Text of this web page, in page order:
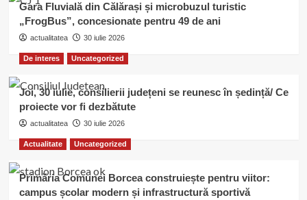
Gara Fluvială din Călărași și microbuzul turistic
„FrogBus”, concesionate pentru 49 de ani
actualitatea 30 iulie 2026
De interes Uncategorized
Joi, 30 iulie, consilierii județeni se reunesc în ședință/ Ce
proiecte vor fi dezbătute
actualitatea 30 iulie 2026
Actualitate Uncategorized
Primăria Comunei Borcea construiește pentru viitor:
campus școlar modern și infrastructură sportivă